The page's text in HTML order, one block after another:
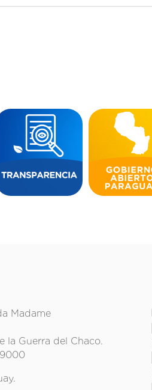
Madame
la Guerra del Chaco.